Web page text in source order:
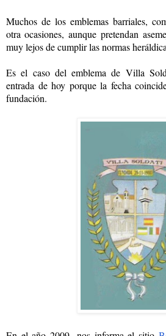
Muchos de los emblemas barriales,
otra ocasiones, aunque pretendan
muy lejos de cumplir las normas
Es el caso del emblema de Villa
entrada de hoy porque la fecha
fundación.